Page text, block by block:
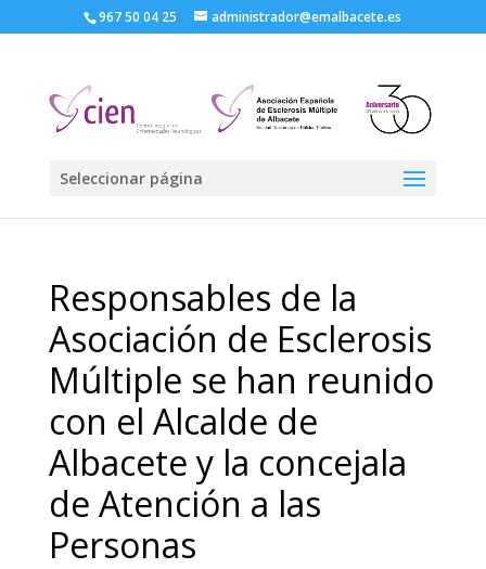
967 50 04 25 administrador@emalbacete.es
Seleccionar página
Responsables de la
Asociación de Esclerosis
Múltiple se han reunido
con el Alcalde de
Albacete y la concejala
de Atención a las
Personas